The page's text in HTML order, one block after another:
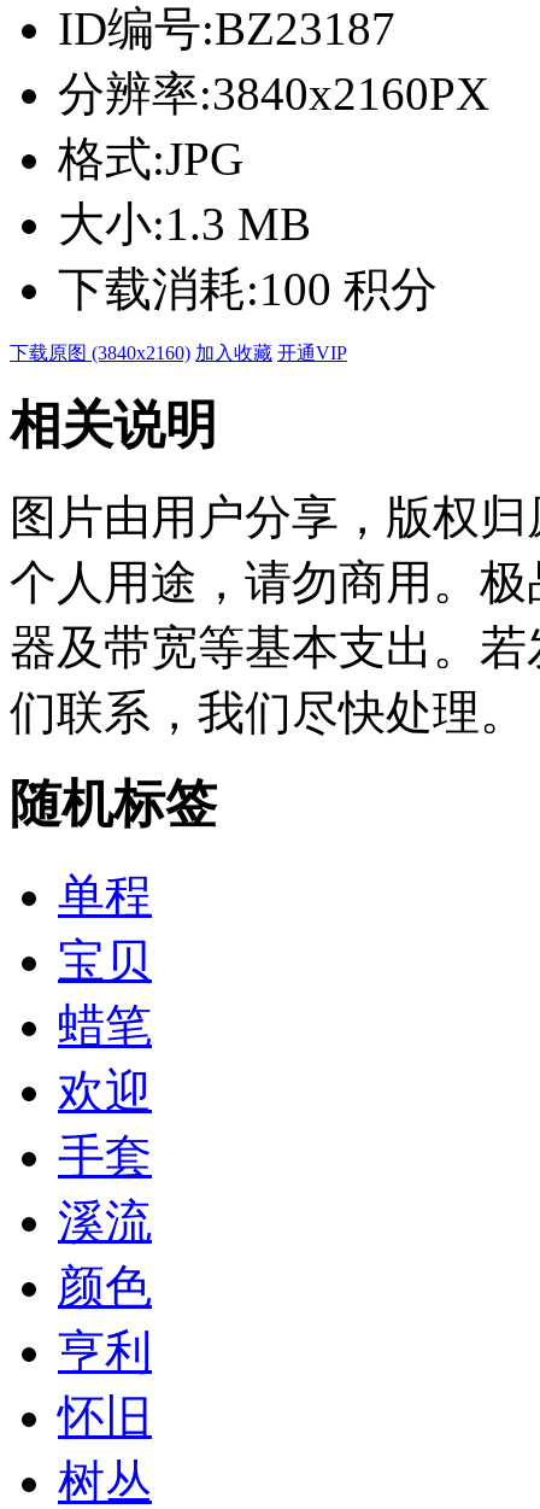
ID编号:BZ23187
分辨率:3840x2160PX
格式:JPG
大小:1.3 MB
下载消耗:100 积分
下载原图 (3840x2160) 加入收藏 开通VIP
相关说明
图片由用户分享，版权
个人用途，请勿商用。
器及带宽等基本支出。
们联系，我们尽快处理。
随机标签
单程
宝贝
蜡笔
欢迎
手套
溪流
颜色
亨利
怀旧
树丛